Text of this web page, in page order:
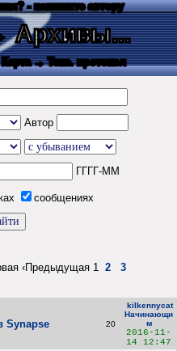
- напишите автору
Архивы...
→ Текс. протокол
Автор
ГГГГ-ММ
сообщениях
‹Предыдущая 1 2
3
Synapse 20
kilkennycat
Начинающи
м
2016-11-
14 12:47